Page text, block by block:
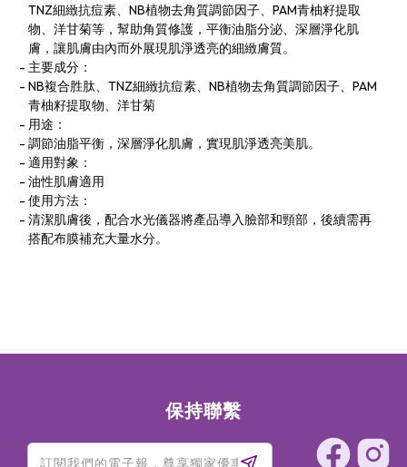
TNZ細緻抗痘素、NB植物去角質調節因子、PAM青柚籽提取
物、洋甘菊等，幫助角質修護，平衡油脂分泌、深層淨化肌
膚，讓肌膚由內而外展現肌淨透亮的細緻膚質。
主要成分：
NB複合胜肽、TNZ細緻抗痘素、NB植物去角質調節因子、PAM
青柚籽提取物、洋甘菊
用途：
調節油脂平衡，深層淨化肌膚，實現肌淨透亮美肌。
適用對象：
油性肌膚適用
使用方法：
清潔肌膚後，配合水光儀器將產品導入臉部和頸部，後續需再
搭配布膜補充大量水分。
保持聯繫